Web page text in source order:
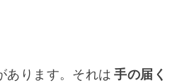
あります。それは 手の届く